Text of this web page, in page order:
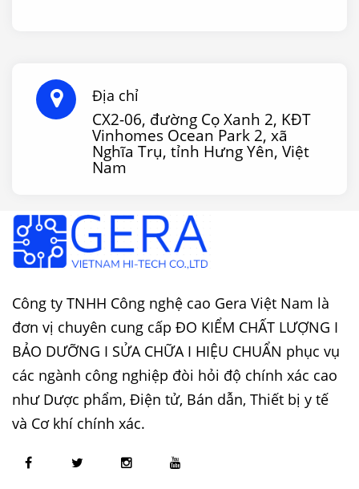
Địa chỉ
CX2-06, đường Cọ Xanh 2, KĐT
Vinhomes Ocean Park 2, xã
Nghĩa Trụ, tỉnh Hưng Yên, Việt
Nam
Công ty TNHH Công nghệ cao Gera Việt Nam là
đơn vị chuyên cung cấp ĐO KIỂM CHẤT LƯỢNG I
BẢO DƯỠNG I SỬA CHỮA I HIỆU CHUẨN phục vụ
các ngành công nghiệp đòi hỏi độ chính xác cao
như Dược phẩm, Điện tử, Bán dẫn, Thiết bị y tế
và Cơ khí chính xác.